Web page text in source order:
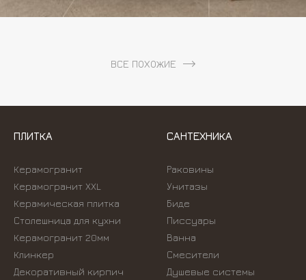
ВСЕ ПОХОЖИЕ
ПЛИТКА
Керамогранит
Керамогранит XXL
Керамическая плитка
Столешница для кухни
Керамогранит 20мм
Клинкер
Декоративный кирпич
САНТЕХНИКА
Раковины
Унитазы
Биде
Писсуары
Ванна
Смесители
Душевые системы